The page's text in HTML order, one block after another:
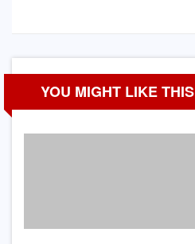
YOU MIGHT LIKE